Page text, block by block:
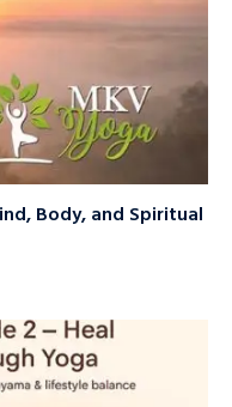
Body, and Spiritual